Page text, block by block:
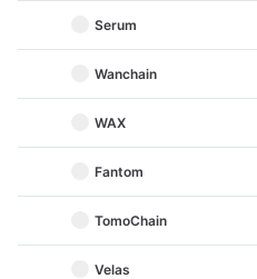
Serum
Wanchain
WAX
Fantom
TomoChain
Velas